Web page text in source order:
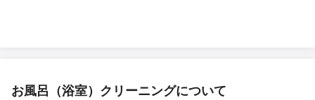
お風呂（浴室）クリーニングについて